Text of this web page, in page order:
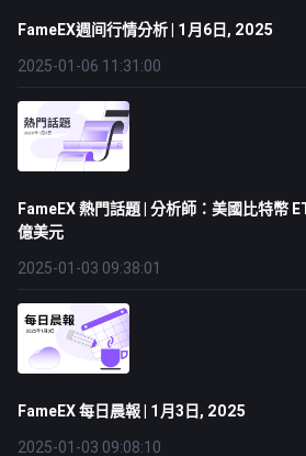
FameEX週间行情分析 | 1月6日, 2025
2025-01-06 11:31:00
FameEX 熱門話題 | 分析師：美國比特幣
億美元
2025-01-03 09:38:01
FameEX 每日晨報 | 1月3日, 2025
2025-01-03 09:08:10